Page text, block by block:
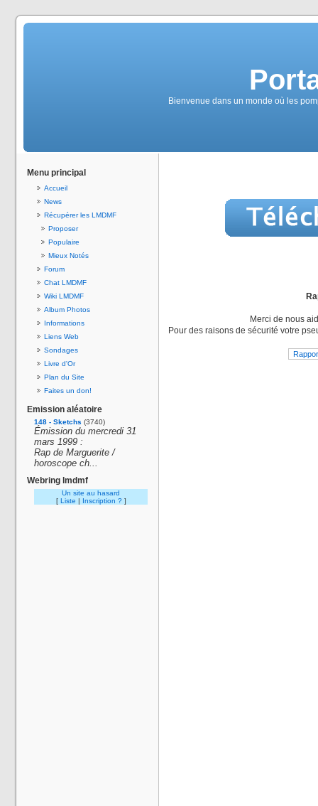
Bienvenue dans un monde où les
Menu principal
Accueil
News
Récupérer les LMDMF
Proposer
Populaire
Mieux Notés
Forum
Chat LMDMF
Wiki LMDMF
Album Photos
Informations
Liens Web
Sondages
Livre d'Or
Plan du Site
Faites un don!
Emission aléatoire
148 - Sketchs (3740)
Émission du mercredi 31
mars 1999 :
Rap de Marguerite /
horoscope ch...
Webring lmdmf
Un site au hasard
[ Liste | Inscription ? ]
Merci de nous
Pour des raisons de sécurité votre